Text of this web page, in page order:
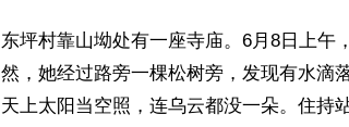
东坪村靠山坳处有一座寺庙。6月8日上午
然，她经过路旁一棵松树旁，发现有水滴
天上太阳当空照，连乌云都没一朵。住持